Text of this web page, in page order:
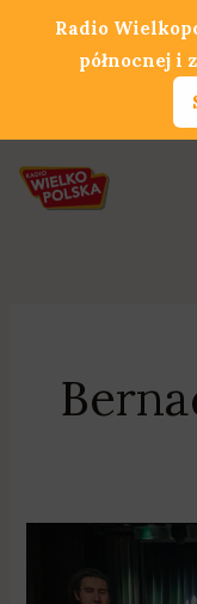
Radio
północnej i